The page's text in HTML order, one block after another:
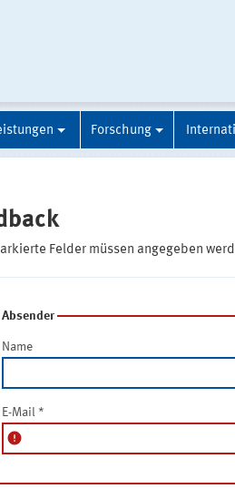
Forschung
Felder müssen angegeben
Absender
Name
E-Mail *
error